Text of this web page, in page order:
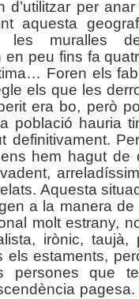
d’utilitzar per
aquesta
les muralles
en peu fins fa
Foren els
els que les
era bo, però
població hauria
definitivament.
hem hagut de
Aquesta
a la manera
molt estrany,
irònic,
els estaments,
persones que